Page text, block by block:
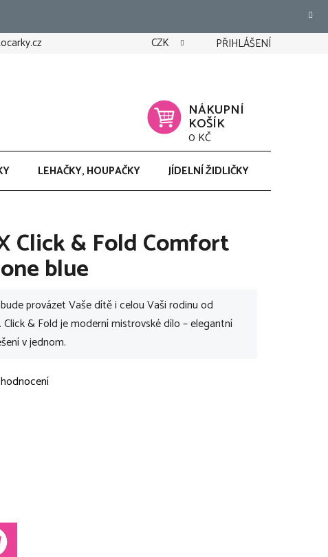
CZK PŘIHLÁŠENÍ
NÁKUPNÍ
KOŠÍK
0 KČ
LEHAČKY, HOUPAČKY JÍDELNÍ ŽIDLIČKY
Click & Fold Comfort
blue
provázet Vaše dítě i celou Vaši rodinu od
& Fold je moderní mistrovské dílo – elegantní
v jednom.